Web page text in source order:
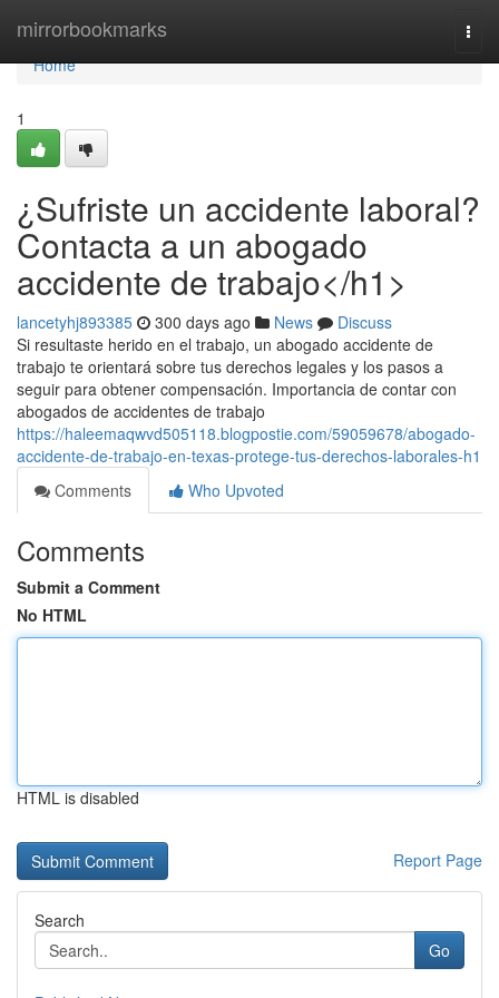
mirrorbookmarks
Home
Home
1
¿Sufriste un accidente laboral?
Contacta a un abogado
accidente de trabajo</h1>
lancetyhj893385 300 days ago News
Discuss
Si resultaste herido en el trabajo, un abogado accidente de
trabajo te orientará sobre tus derechos legales y los pasos a
seguir para obtener compensación. Importancia de contar con
abogados de accidentes de trabajo
https://haleemaqwvd505118.blogpostie.com/59059678/abogado-
accidente-de-trabajo-en-texas-protege-tus-derechos-laborales-h1
Comments
Who Upvoted
Comments
Submit a Comment
No HTML
HTML is disabled
Report Page
Search
Go